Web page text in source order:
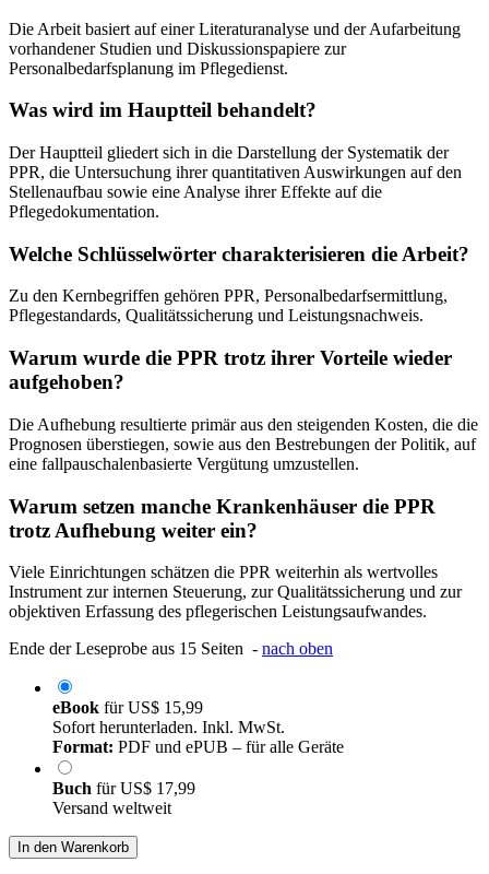
Die Arbeit basiert auf einer Literaturanalyse und der Aufarbeitung
vorhandener Studien und Diskussionspapiere zur
Personalbedarfsplanung im Pflegedienst.
Was wird im Hauptteil behandelt?
Der Hauptteil gliedert sich in die Darstellung der Systematik der
PPR, die Untersuchung ihrer quantitativen Auswirkungen auf den
Stellenaufbau sowie eine Analyse ihrer Effekte auf die
Pflegedokumentation.
Welche Schlüsselwörter charakterisieren die Arbeit?
Zu den Kernbegriffen gehören PPR, Personalbedarfsermittlung,
Pflegestandards, Qualitätssicherung und Leistungsnachweis.
Warum wurde die PPR trotz ihrer Vorteile wieder
aufgehoben?
Die Aufhebung resultierte primär aus den steigenden Kosten, die die
Prognosen überstiegen, sowie aus den Bestrebungen der Politik, auf
eine fallpauschalenbasierte Vergütung umzustellen.
Warum setzen manche Krankenhäuser die PPR
trotz Aufhebung weiter ein?
Viele Einrichtungen schätzen die PPR weiterhin als wertvolles
Instrument zur internen Steuerung, zur Qualitätssicherung und zur
objektiven Erfassung des pflegerischen Leistungsaufwandes.
Ende der Leseprobe aus 15 Seiten - nach oben
eBook fürUS$ 15,99
Sofort herunterladen. Inkl. MwSt.
Format: PDF und ePUB – für alle Geräte
Buch fürUS$ 17,99
Versand weltweit
In den Warenkorb